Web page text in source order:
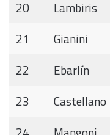
20 Lambiris
21
Gianini
22
Ebarlín
23
Castellano